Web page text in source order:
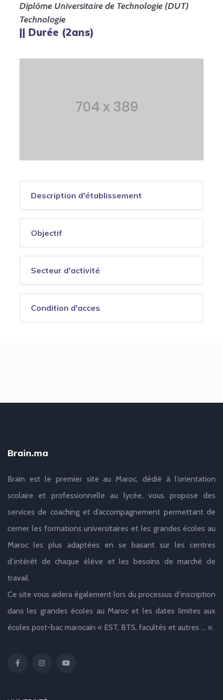
Diplôme Universitaire de Technologie (DUT)
Technologie
|| Durée (2ans)
Description d'établissement
Objectif
Secteur d'activité
Condition d'acces
Brain.ma
Brain est le premier site au Maroc, dédié à l’orientation
scolaire et professionnelle au lycée, vous propose des
services de coaching et d’accompagnement permettant de
cerner les formations universitaires et les grandes écoles au
Maroc les plus adaptées en se basant sur les centres
d’intérêt de chaque élève et les besoins de marché de
travail.
Ce site vous aidera également lors du processus d’inscription
dans les grandes écoles au Maroc et les dates limites aux
écoles post-bac marocain « EST, BTS, facultés et autres … ».